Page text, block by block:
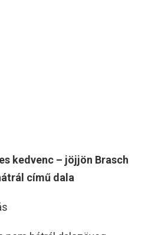
kedvenc – jöjjön Brasch
című dala